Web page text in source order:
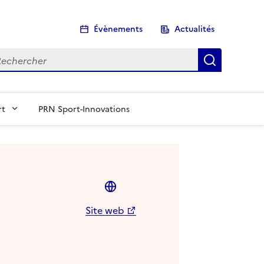
Évènements Actualités
PRN Sport-Innovations
Site web